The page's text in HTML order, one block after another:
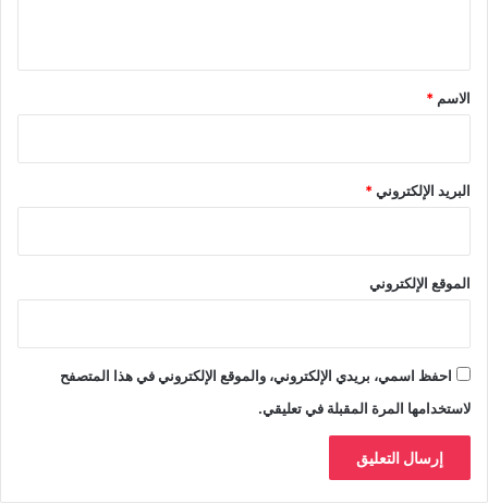
*
الاسم *
البريد الإلكتروني*
الموقع الإلكتروني
احفظ اسمي، بريدي الإلكتروني، والموقع الإلكتروني في هذا المتصفح
لاستخدامها المرة المقبلة في تعليقي.